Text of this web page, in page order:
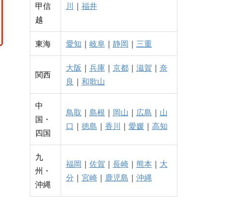
甲信
越
川 ｜ 福井
東海 愛知 ｜ 岐阜 ｜ 静岡 ｜ 三重
関西
大阪 ｜ 兵庫｜ 京都｜ 滋賀 ｜ 奈
良 ｜ 和歌山
中
国・
四国
鳥取 ｜ 島根 ｜ 岡山 ｜ 広島 ｜ 山
口 ｜ 徳島 ｜ 香川 ｜ 愛媛｜ 高知
九
州・
沖縄
福岡 ｜ 佐賀 ｜ 長崎｜ 熊本 ｜ 大
分 ｜ 宮崎｜ 鹿児島 ｜ 沖縄